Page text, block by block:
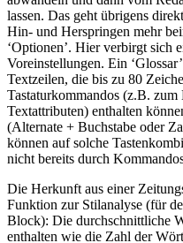
lassen. Das geht übrigens
Hin- und Herspringen mehr
‘Optionen’. Hier verbirgt sich
Voreinstellungen. Ein
Textzeilen, die bis zu 80
Tastaturkommandos (z.B.
Textattributen) enthalten
(Alternate + Buchstabe oder
können auf solche
nicht bereits durch
Die Herkunft aus einer
Funktion zur Stilanalyse (für
Block): Die durchschnittliche
enthalten wie die Zahl der